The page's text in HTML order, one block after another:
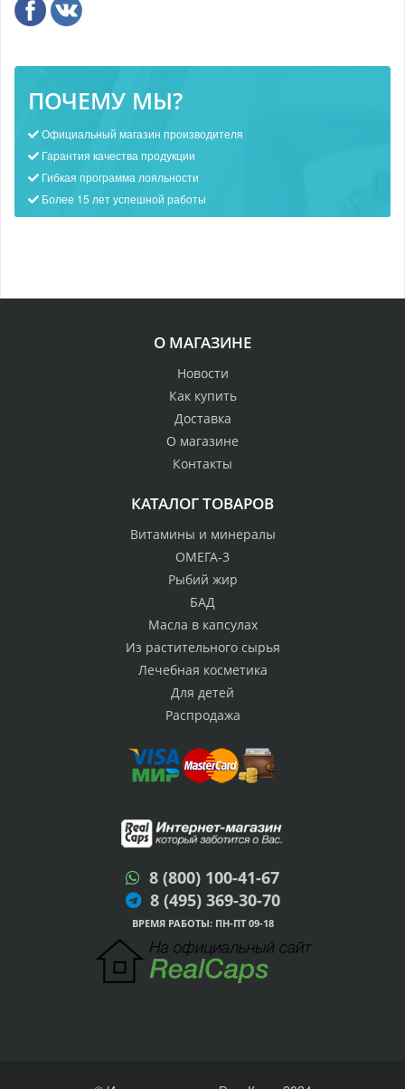
ПОЧЕМУ МЫ?
Официальный магазин производителя
Гарантия качества продукции
Гибкая программа лояльности
Более 15 лет успешной работы
О МАГАЗИНЕ
Новости
Как купить
Доставка
О магазине
Контакты
КАТАЛОГ ТОВАРОВ
Витамины и минералы
ОМЕГА-3
Рыбий жир
БАД
Масла в капсулах
Из растительного сырья
Лечебная косметика
Для детей
Распродажа
8 (800) 100-41-67
8 (495) 369-30-70
ВРЕМЯ РАБОТЫ: ПН-ПТ 09-18